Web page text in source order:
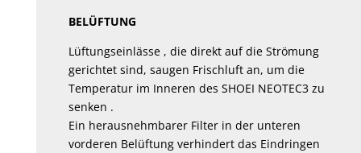
BELÜFTUNG
Lüftungseinlässe , die direkt auf die Strömung
gerichtet sind, saugen Frischluft an, um die
Temperatur im Inneren des SHOEI NEOTEC3 zu
senken .
Ein herausnehmbarer Filter in der unteren
vorderen Belüftung verhindert das Eindringen